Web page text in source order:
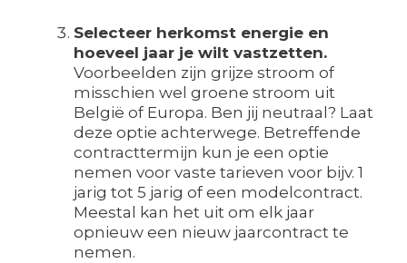
Selecteer herkomst energie en
hoeveel jaar je wilt vastzetten.
Voorbeelden zijn grijze stroom of
misschien wel groene stroom uit
België of Europa. Ben jij neutraal? Laat
deze optie achterwege. Betreffende
contracttermijn kun je een optie
nemen voor vaste tarieven voor bijv. 1
jarig tot 5 jarig of een modelcontract.
Meestal kan het uit om elk jaar
opnieuw een nieuw jaarcontract te
nemen.